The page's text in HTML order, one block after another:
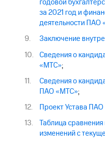
годовой
за 2021 год и
деятельности ПАО
Заключение
Сведения о
«МТС»;
Сведения о
ПАО «МТС»;
Проект Устава
Таблица
изменений с